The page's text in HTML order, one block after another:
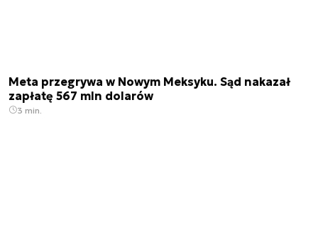
Meta przegrywa w Nowym Meksyku. Sąd nakazał
zapłatę 567 mln dolarów
3 min.